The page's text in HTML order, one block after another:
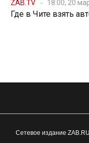
ZAB.TV 18:00, 20
Где в Чите взять
Сетевое издание ZAB.RU